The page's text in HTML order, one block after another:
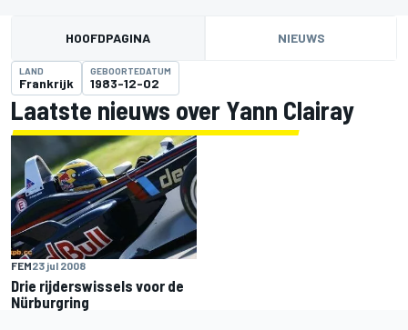
HOOFDPAGINA NIEUWS
LAND
Frankrijk
GEBOORTEDATUM
1983-12-02
Laatste nieuws over Yann Clairay
FEM23 jul 2008
Drie rijderswissels voor de
Nürburgring